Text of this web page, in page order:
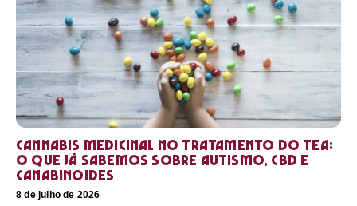
Cannabis medicinal no tratamento do TEA:
o que já sabemos sobre autismo, CBD e
canabinoides
8 de julho de 2026